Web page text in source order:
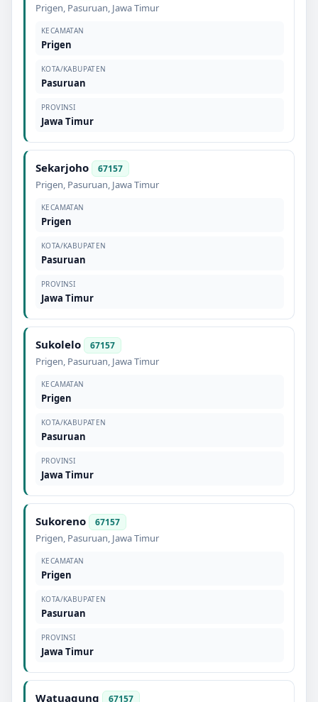
Prigen, Pasuruan, Jawa Timur
KECAMATAN
Prigen
KOTA/KABUPATEN
Pasuruan
PROVINSI
Jawa Timur
Sekarjoho 67157
Prigen, Pasuruan, Jawa Timur
KECAMATAN
Prigen
KOTA/KABUPATEN
Pasuruan
PROVINSI
Jawa Timur
Sukolelo 67157
Prigen, Pasuruan, Jawa Timur
KECAMATAN
Prigen
KOTA/KABUPATEN
Pasuruan
PROVINSI
Jawa Timur
Sukoreno 67157
Prigen, Pasuruan, Jawa Timur
KECAMATAN
Prigen
KOTA/KABUPATEN
Pasuruan
PROVINSI
Jawa Timur
Watuagung 67157